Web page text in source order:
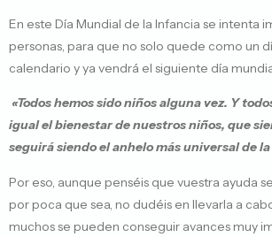
En este Día Mundial de la Infancia se intenta
personas, para que no solo quede como un
calendario y ya vendrá el siguiente día
«Todos hemos sido niños alguna vez. Y
igual el bienestar de nuestros niños, que
seguirá siendo el anhelo más universal de
Por eso, aunque penséis que vuestra ayuda
por poca que sea, no dudéis en llevarla a
muchos se pueden conseguir avances muy